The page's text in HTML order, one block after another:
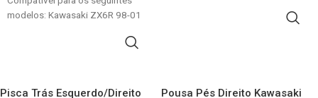
modelos: Kawasaki ZX6R 98-01
Pisca Trás Esquerdo/Direito
Pousa Pés Direito Kawasaki